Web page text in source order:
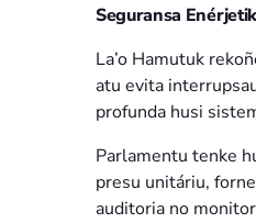
Seguransa
La’o Hamutuk
atu evita
profunda husi
Parlamentu tenke
presu unitáriu,
auditoria no